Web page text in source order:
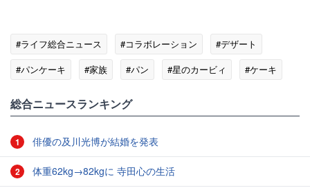
#ライフ総合ニュース #コラボレーション
#デザート
#パンケーキ
#家族 #パン #星のカービィ #ケーキ
総合ニュースランキング
1 俳優の及川光博が結婚を発表
2 体重62kg→82kgに 寺田心の生活